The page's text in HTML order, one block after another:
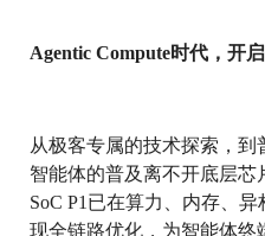
Agentic Compute时代，开
从极客专属的技术探索，到
智能体的普及离不开底层芯
SoC P1已在算力、内存、
现全链路优化，为智能体